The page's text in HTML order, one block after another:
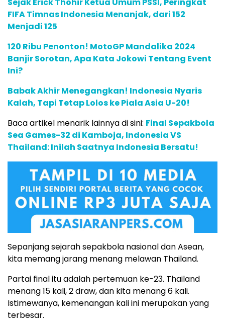
Sejak Erick Thohir Ketua Umum PSSI, Peringkat
FIFA Timnas Indonesia Menanjak, dari 152
Menjadi 125
120 Ribu Penonton! MotoGP Mandalika 2024
Banjir Sorotan, Apa Kata Jokowi Tentang Event
Ini?
Babak Akhir Menegangkan! Indonesia Nyaris
Kalah, Tapi Tetap Lolos ke Piala Asia U-20!
Baca artikel menarik lainnya di sini: Final Sepakbola
Sea Games-32 di Kamboja, Indonesia VS
Thailand: Inilah Saatnya Indonesia Bersatu!
Sepanjang sejarah sepakbola nasional dan Asean,
kita memang jarang menang melawan Thailand.
Partai final itu adalah pertemuan ke-23. Thailand
menang 15 kali, 2 draw, dan kita menang 6 kali.
Istimewanya, kemenangan kali ini merupakan yang
terbesar.